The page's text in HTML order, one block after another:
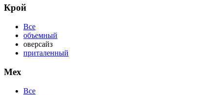
Крой
Все
объемный
оверсайз
приталенный
Мех
Все